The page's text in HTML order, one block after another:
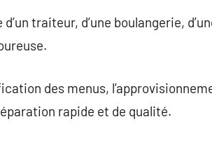
traiteur, d’une boulangerie,
des menus,
rapide et de qualité.